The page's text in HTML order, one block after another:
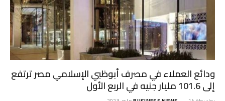
ودائع العملاء في مصرف أبوظبي الإسلامي مصر ترتفع
إلى 101.6 مليار جنيه في الربع الأول